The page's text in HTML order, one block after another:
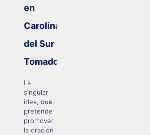
en
Carolina
del Sur
Tomado
La
singular
idea, que
pretende
promover
la oración